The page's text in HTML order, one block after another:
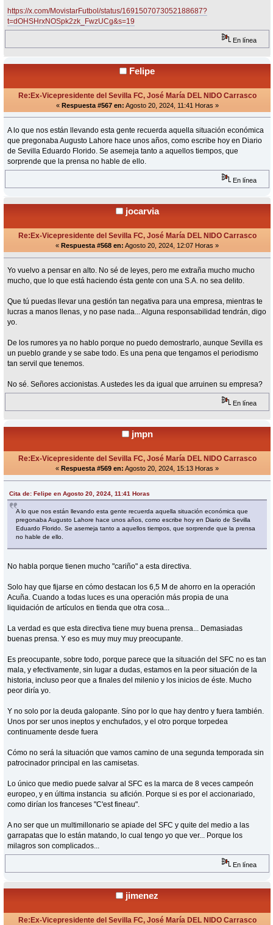
https://x.com/MovistarFutbol/status/1691507073052188687?
t=dOHSHrxNOSpk2zk_FwzUCg&s=19
En línea
Felipe
Re:Ex-Vicepresidente del Sevilla FC, José María DEL NIDO Carrasco
« Respuesta #567 en: Agosto 20, 2024, 11:41 Horas »
A lo que nos están llevando esta gente recuerda aquella situación económica
que pregonaba Augusto Lahore hace unos años, como escribe hoy en Diario
de Sevilla Eduardo Florido. Se asemeja tanto a aquellos tiempos, que
sorprende que la prensa no hable de ello.
En línea
jocarvia
Re:Ex-Vicepresidente del Sevilla FC, José María DEL NIDO Carrasco
« Respuesta #568 en: Agosto 20, 2024, 12:07 Horas »
Yo vuelvo a pensar en alto. No sé de leyes, pero me extraña mucho mucho
mucho, que lo que está haciendo ésta gente con una S.A. no sea delito.
Que tú puedas llevar una gestión tan negativa para una empresa, mientras te
lucras a manos llenas, y no pase nada... Alguna responsabilidad tendrán, digo
yo.
De los rumores ya no hablo porque no puedo demostrarlo, aunque Sevilla es
un pueblo grande y se sabe todo. Es una pena que tengamos el periodismo
tan servil que tenemos.
No sé. Señores accionistas. A ustedes les da igual que arruinen su empresa?
En línea
jmpn
Re:Ex-Vicepresidente del Sevilla FC, José María DEL NIDO Carrasco
« Respuesta #569 en: Agosto 20, 2024, 15:13 Horas »
Cita de: Felipe en Agosto 20, 2024, 11:41 Horas
A lo que nos están llevando esta gente recuerda aquella situación económica que
pregonaba Augusto Lahore hace unos años, como escribe hoy en Diario de Sevilla
Eduardo Florido. Se asemeja tanto a aquellos tiempos, que sorprende que la prensa
no hable de ello.
No habla porque tienen mucho "cariño" a esta directiva.
Solo hay que fijarse en cómo destacan los 6,5 M de ahorro en la operación
Acuña. Cuando a todas luces es una operación más propia de una
liquidación de artículos en tienda que otra cosa...
La verdad es que esta directiva tiene muy buena prensa... Demasiadas
buenas prensa. Y eso es muy muy muy preocupante.
Es preocupante, sobre todo, porque parece que la situación del SFC no es tan
mala, y efectivamente, sin lugar a dudas, estamos en la peor situación de la
historia, incluso peor que a finales del milenio y los inicios de éste. Mucho
peor diría yo.
Y no solo por la deuda galopante. Síno por lo que hay dentro y fuera también.
Unos por ser unos ineptos y enchufados, y el otro porque torpedea
continuamente desde fuera
Cómo no será la situación que vamos camino de una segunda temporada sin
patrocinador principal en las camisetas.
Lo único que medio puede salvar al SFC es la marca de 8 veces campeón
europeo, y en última instancia su afición. Porque si es por el accionariado,
como dirían los franceses "C'est fineau".
A no ser que un multimillonario se apiade del SFC y quite del medio a las
garrapatas que lo están matando, lo cual tengo yo que ver... Porque los
milagros son complicados...
En línea
jimenez
Re:Ex-Vicepresidente del Sevilla FC, José María DEL NIDO Carrasco